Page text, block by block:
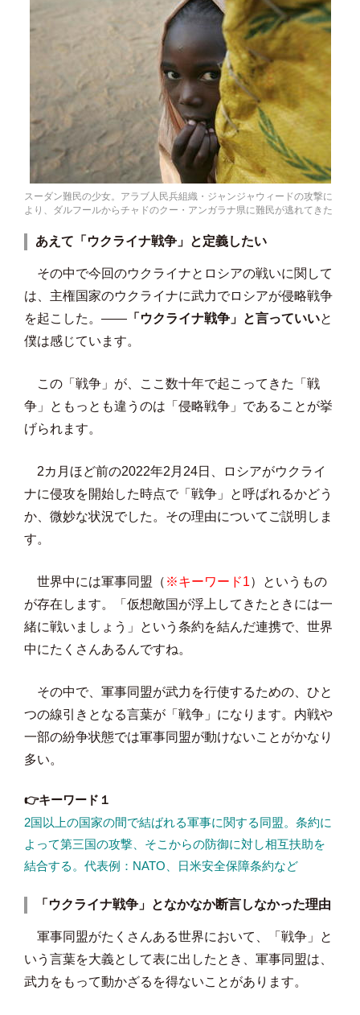
スーダン難民の少女。アラブ人民兵組織・ジャンジャウィードの攻撃に
より、ダルフールからチャドのクー・アンガラナ県に難民が逃れてきた
あえて「ウクライナ戦争」と定義したい
その中で今回のウクライナとロシアの戦いに関して
は、主権国家のウクライナに武力でロシアが侵略戦争
を起こした。―― 「ウクライナ戦争」と言っていいと
僕は感じています。
この「戦争」が、ここ数十年で起こってきた「戦
争」ともっとも違うのは「侵略戦争」であることが挙
げられます。
2カ月ほど前の2022年2月24日、ロシアがウクライ
ナに侵攻を開始した時点で「戦争」と呼ばれるかどう
か、微妙な状況でした。その理由についてご説明しま
す。
世界中には軍事同盟（ ※キーワード1）というもの
が存在します。「仮想敵国が浮上してきたときには一
緒に戦いましょう」という条約を結んだ連携で、世界
中にたくさんあるんですね。
その中で、軍事同盟が武力を行使するための、ひと
つの線引きとなる言葉が「戦争」になります。内戦や
一部の紛争状態では軍事同盟が動けないことがかなり
多い。
👉キーワード１
2国以上の国家の間で結ばれる軍事に関する同盟。条約に
よって第三国の攻撃、そこからの防御に対し相互扶助を
結合する。代表例：NATO、日米安全保障条約など
「ウクライナ戦争」となかなか断言しなかった理由
軍事同盟がたくさんある世界において、「戦争」と
いう言葉を大義として表に出したとき、軍事同盟は、
武力をもって動かざるを得ないことがあります。